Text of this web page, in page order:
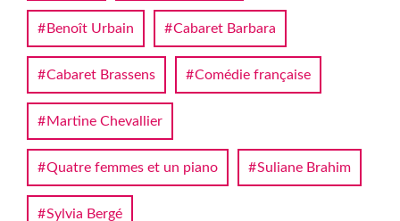
Benoît Urbain Cabaret Barbara
Cabaret Brassens Comédie française
Martine Chevallier
Quatre femmes et un piano Suliane Brahim
Sylvia Bergé